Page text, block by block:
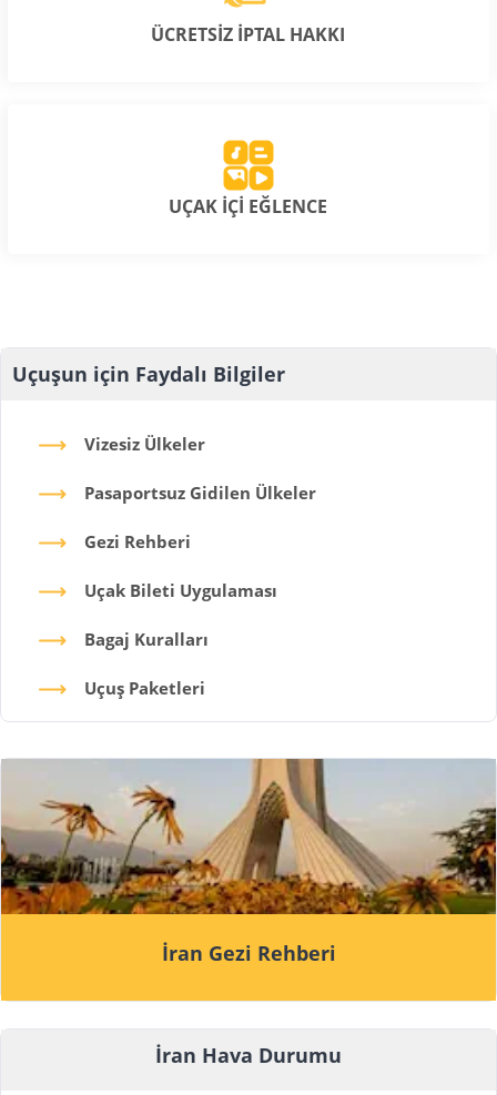
ÜCRETSİZ İPTAL HAKKI
UÇAK İÇİ EĞLENCE
Uçuşun için Faydalı Bilgiler
Vizesiz Ülkeler
Pasaportsuz Gidilen Ülkeler
Gezi Rehberi
Uçak Bileti Uygulaması
Bagaj Kuralları
Uçuş Paketleri
İran Gezi Rehberi
İran Hava Durumu